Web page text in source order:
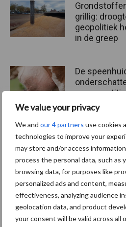
We value your privacy
We and our 4 partners use cookies
technologies to improve your
may store and/or access
process the personal data, such as
browsing data, for purposes like
personalized ads and content,
effectiveness, analyzing audience
geolocation data, and product
your consent will be valid across all
grillig:
geopolitiek
in de greep
De
voor mastitis
ForFarmers
krimpende
Themapagina's